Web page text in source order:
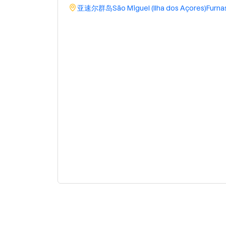
亚速尔群岛São Miguel (Ilha dos Açores)